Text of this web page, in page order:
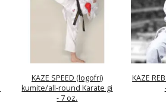
KAZE SPEED (logofri)
kumite/all-round Karate gi
- 7 oz.
KAZE